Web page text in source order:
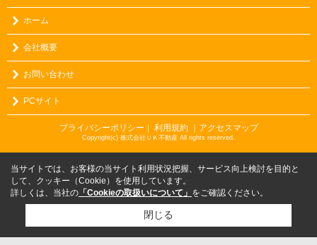
ホーム
会社概要
お問い合わせ
PCサイト
プライバシーポリシー 利用規約 ｜アクセスマップ
Copyright(c) 株式会社ＵＫ不動産 All rights reserved.
当サイトでは、お客様の当サイト利用状況把握、サービス向上検討を目的と
して、クッキー（Cookie）を使用しています。
詳しくは、当社の 「Cookieの取扱いについて」 をご確認ください。
閉じる